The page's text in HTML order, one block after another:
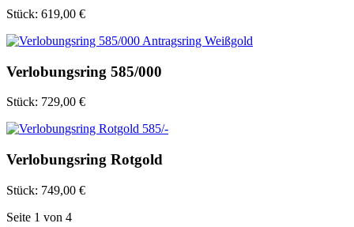
Stück: 619,00 €
Verlobungsring 585/000
Stück: 729,00 €
Verlobungsring Rotgold
Stück: 749,00 €
Seite 1 von 4